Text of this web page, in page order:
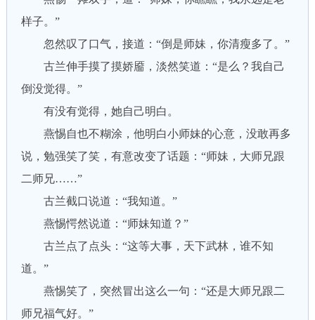
样子。”
忽然叹了口气，接道：“倒是师妹，你清瘦多了。”
古兰伸手摸了摸娇靥，淡然笑道：“是么？我自己
倒没觉得。”
有没有觉得，她自己明白。
燕惕自也不糊涂，他明白小师妹的心意，没敢再多
说，勉强笑了笑，有意改变了话题：“师妹，大师兄跟
二师兄……”
古兰截口说道：“我知道。”
燕惕愕然说道：“师妹知道？”
古兰点了点头：“这等大事，天下武林，谁不知
道。”
燕惕笑了，突然冒出这么一句：“还是大师兄跟二
师兄福气好。”